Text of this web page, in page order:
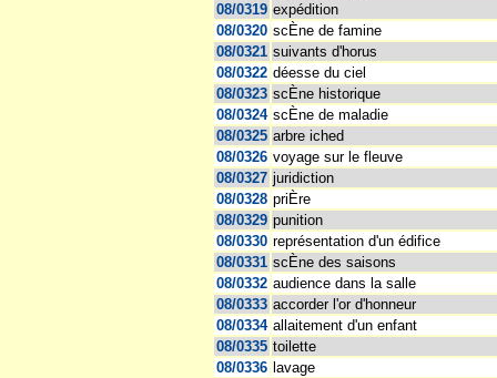
08/0319 expédition
08/0320 scÈne de famine
08/0321 suivants d'horus
08/0322 déesse du ciel
08/0323 scÈne historique
08/0324 scÈne de maladie
08/0325 arbre iched
08/0326 voyage sur le fleuve
08/0327 juridiction
08/0328 priÈre
08/0329 punition
08/0330 représentation d'un édifice
08/0331 scÈne des saisons
08/0332 audience dans la salle
08/0333 accorder l'or d'honneur
08/0334 allaitement d'un enfant
08/0335 toilette
08/0336 lavage